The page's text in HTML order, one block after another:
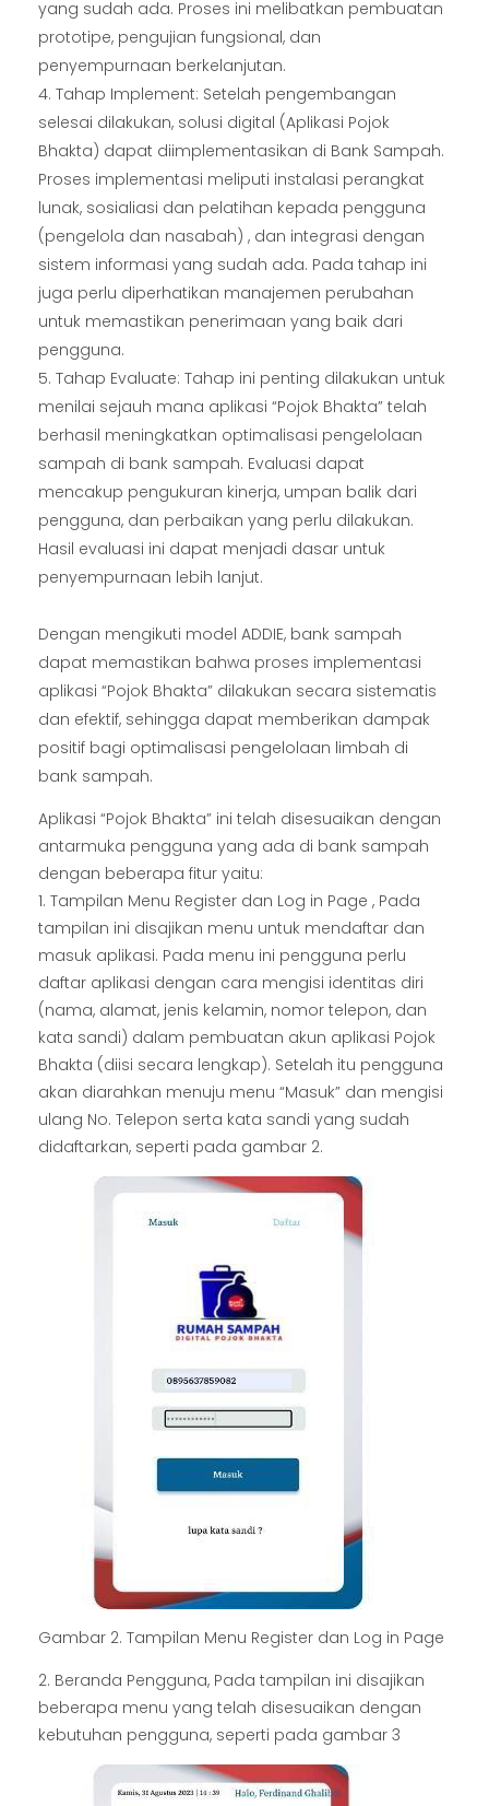
yang sudah ada. Proses ini melibatkan pembuatan
prototipe, pengujian fungsional, dan
penyempurnaan berkelanjutan.
Tahap Implement: Setelah pengembangan
selesai dilakukan, solusi digital (Aplikasi Pojok
Bhakta) dapat diimplementasikan di Bank Sampah.
Proses implementasi meliputi instalasi perangkat
lunak, sosialiasi dan pelatihan kepada pengguna
(pengelola dan nasabah) , dan integrasi dengan
sistem informasi yang sudah ada. Pada tahap ini
juga perlu diperhatikan manajemen perubahan
untuk memastikan penerimaan yang baik dari
pengguna.
Tahap Evaluate: Tahap ini penting dilakukan untuk
menilai sejauh mana aplikasi “Pojok Bhakta” telah
berhasil meningkatkan optimalisasi pengelolaan
sampah di bank sampah. Evaluasi dapat
mencakup pengukuran kinerja, umpan balik dari
pengguna, dan perbaikan yang perlu dilakukan.
Hasil evaluasi ini dapat menjadi dasar untuk
penyempurnaan lebih lanjut.
Dengan mengikuti model ADDIE, bank sampah
dapat memastikan bahwa proses implementasi
aplikasi “Pojok Bhakta” dilakukan secara sistematis
dan efektif, sehingga dapat memberikan dampak
positif bagi optimalisasi pengelolaan limbah di
bank sampah.
Aplikasi “Pojok Bhakta” ini telah disesuaikan dengan
antarmuka pengguna yang ada di bank sampah
dengan beberapa fitur yaitu:
1. Tampilan Menu Register dan Log in Page , Pada
tampilan ini disajikan menu untuk mendaftar dan
masuk aplikasi. Pada menu ini pengguna perlu
daftar aplikasi dengan cara mengisi identitas diri
(nama, alamat, jenis kelamin, nomor telepon, dan
kata sandi) dalam pembuatan akun aplikasi Pojok
Bhakta (diisi secara lengkap). Setelah itu pengguna
akan diarahkan menuju menu “Masuk” dan mengisi
ulang No. Telepon serta kata sandi yang sudah
didaftarkan, seperti pada gambar 2.
Gambar 2. Tampilan Menu Register dan Log in Page
2. Beranda Pengguna, Pada tampilan ini disajikan
beberapa menu yang telah disesuaikan dengan
kebutuhan pengguna, seperti pada gambar 3